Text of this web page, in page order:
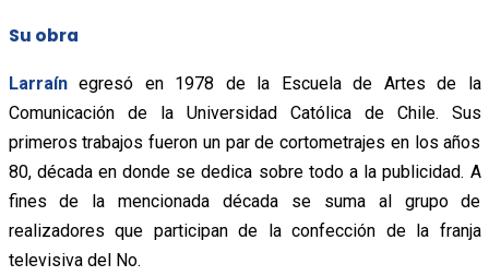
Su obra
Larraínegresó en 1978 de la Escuela de Artes de la
Comunicación de la Universidad Católica de Chile. Sus
primeros trabajos fueron un par de cortometrajes en los años
80, década en donde se dedica sobre todo a la publicidad. A
fines de la mencionada década se suma al grupo de
realizadores que participan de la confección de la franja
televisiva del No.